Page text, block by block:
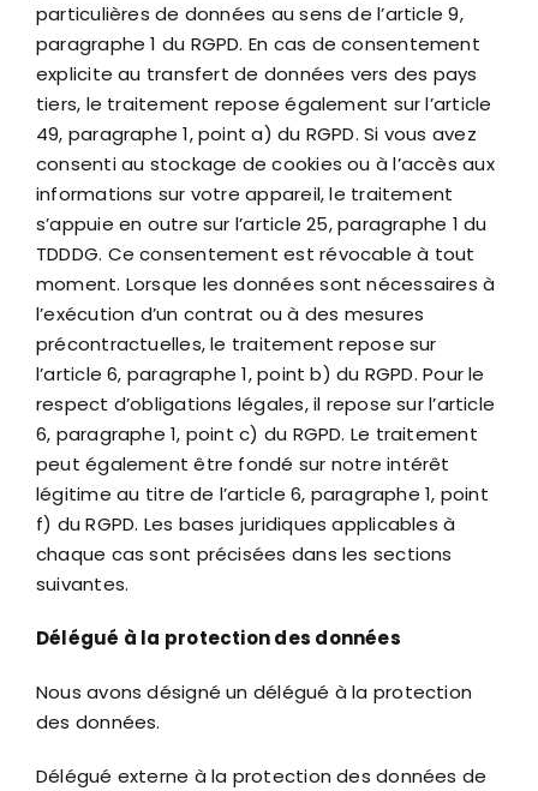
particulières de données au sens de l’article 9,
paragraphe 1 du RGPD. En cas de consentement
explicite au transfert de données vers des pays
tiers, le traitement repose également sur l’article
49, paragraphe 1, point a) du RGPD. Si vous avez
consenti au stockage de cookies ou à l’accès aux
informations sur votre appareil, le traitement
s’appuie en outre sur l’article 25, paragraphe 1 du
TDDDG. Ce consentement est révocable à tout
moment. Lorsque les données sont nécessaires à
l’exécution d’un contrat ou à des mesures
précontractuelles, le traitement repose sur
l’article 6, paragraphe 1, point b) du RGPD. Pour le
respect d’obligations légales, il repose sur l’article
6, paragraphe 1, point c) du RGPD. Le traitement
peut également être fondé sur notre intérêt
légitime au titre de l’article 6, paragraphe 1, point
f) du RGPD. Les bases juridiques applicables à
chaque cas sont précisées dans les sections
suivantes.
Délégué à la protection des données
Nous avons désigné un délégué à la protection
des données.
Délégué externe à la protection des données de